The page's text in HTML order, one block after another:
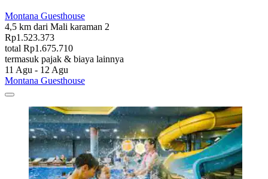
Montana Guesthouse
4,5 km dari Mali karaman 2
Rp1.523.373
total Rp1.675.710
termasuk pajak & biaya lainnya
11 Agu - 12 Agu
Montana Guesthouse